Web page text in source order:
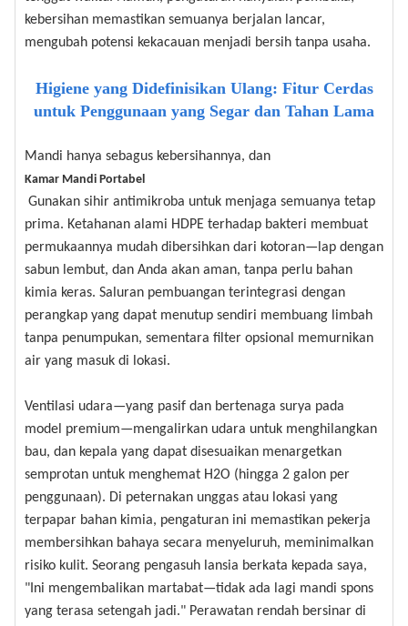
kebersihan memastikan semuanya berjalan lancar,
mengubah potensi kekacauan menjadi bersih tanpa usaha.
Higiene yang Didefinisikan Ulang: Fitur Cerdas
untuk Penggunaan yang Segar dan Tahan Lama
Mandi hanya sebagus kebersihannya, dan
Kamar Mandi Portabel
Gunakan sihir antimikroba untuk menjaga semuanya tetap
prima. Ketahanan alami HDPE terhadap bakteri membuat
permukaannya mudah dibersihkan dari kotoran—lap dengan
sabun lembut, dan Anda akan aman, tanpa perlu bahan
kimia keras. Saluran pembuangan terintegrasi dengan
perangkap yang dapat menutup sendiri membuang limbah
tanpa penumpukan, sementara filter opsional memurnikan
air yang masuk di lokasi.
Ventilasi udara—yang pasif dan bertenaga surya pada
model premium—mengalirkan udara untuk menghilangkan
bau, dan kepala yang dapat disesuaikan menargetkan
semprotan untuk menghemat H2O (hingga 2 galon per
penggunaan). Di peternakan unggas atau lokasi yang
terpapar bahan kimia, pengaturan ini memastikan pekerja
membersihkan bahaya secara menyeluruh, meminimalkan
risiko kulit. Seorang pengasuh lansia berkata kepada saya,
"Ini mengembalikan martabat—tidak ada lagi mandi spons
yang terasa setengah jadi." Perawatan rendah bersinar di